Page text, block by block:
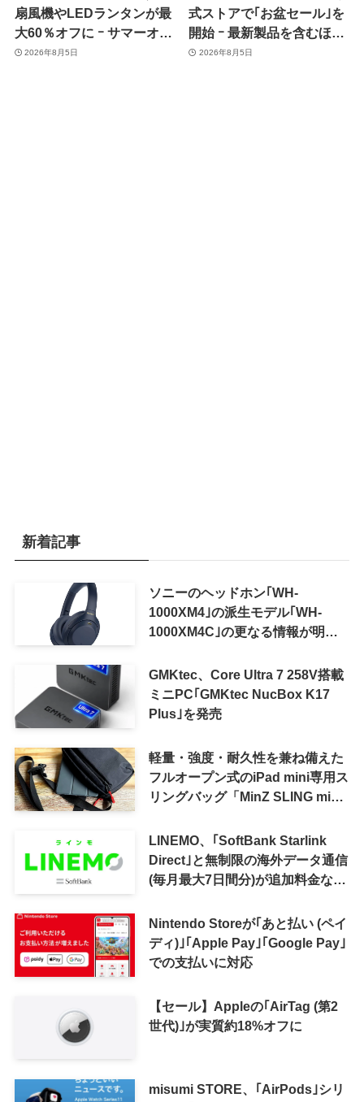
扇風機やLEDランタンが最
大60％オフに ｰ サマーオフ
ァーのセール開催中
2026年8月5日
式ストアで｢お盆セール｣を
開始 ｰ 最新製品を含むほぼ
全品が最大54％オフに
2026年8月5日
新着記事
ソニーのヘッドホン｢WH-
1000XM4｣の派生モデル｢WH-
1000XM4C｣の更なる情報が明ら
GMKtec、Core Ultra 7 258V搭載
ミニPC｢GMKtec NucBox K17
Plus｣を発売
軽量・強度・耐久性を兼ね備えた
フルオープン式のiPad mini専用ス
リングバッグ「MinZ SLING mini
LINEMO、｢SoftBank Starlink
Direct｣と無制限の海外データ通信
(毎月最大7日間分)が追加料金なし
Nintendo Storeが｢あと払い (ペイ
ディ)｣｢Apple Pay｣｢Google Pay｣
での支払いに対応
【セール】Appleの｢AirTag (第2
世代)｣が実質約18%オフに
misumi STORE、｢AirPods｣シリ